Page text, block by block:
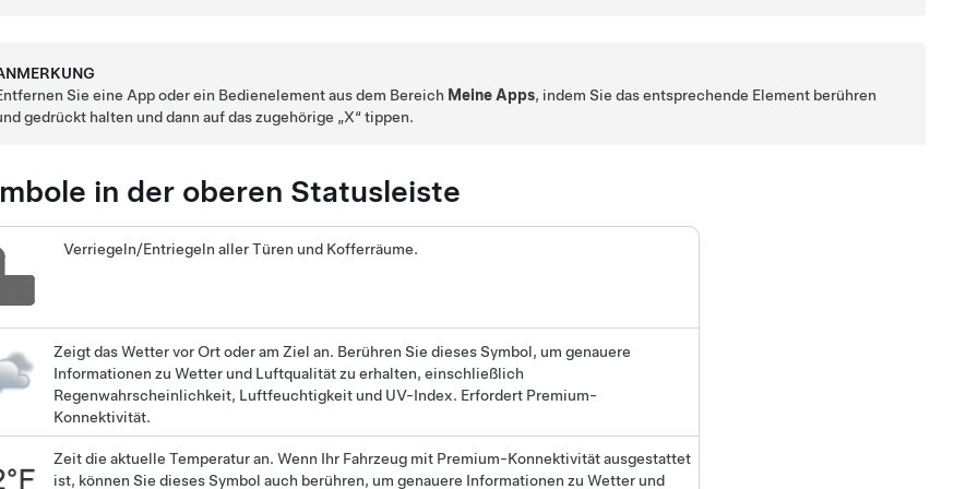
Sie eine App oder ein Bedienelement aus dem Bereich Meine Apps, indem Sie das entsprechende Element berühren
gedrückt halten und dann auf das zugehörige „X“ tippen.
in der oberen Statusleiste
Verriegeln/Entriegeln aller Türen und Kofferräume.
Zeigt das Wetter vor Ort oder am Ziel an. Berühren Sie dieses Symbol, um genauere
Informationen zu Wetter und Luftqualität zu erhalten, einschließlich
Regenwahrscheinlichkeit, Luftfeuchtigkeit und UV-Index. Erfordert Premium-
Konnektivität.
Zeit die aktuelle Temperatur an. Wenn Ihr Fahrzeug mit Premium-Konnektivität ausgestattet
ist, können Sie dieses Symbol auch berühren, um genauere Informationen zu Wetter und